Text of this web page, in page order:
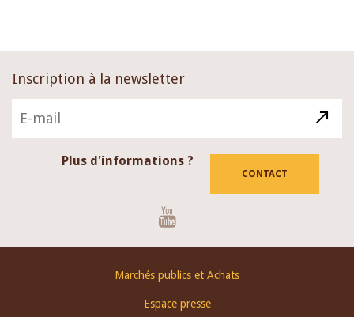
Inscription à la newsletter
Plus d'informations ?
CONTACT
Marchés publics et Achats
Espace presse